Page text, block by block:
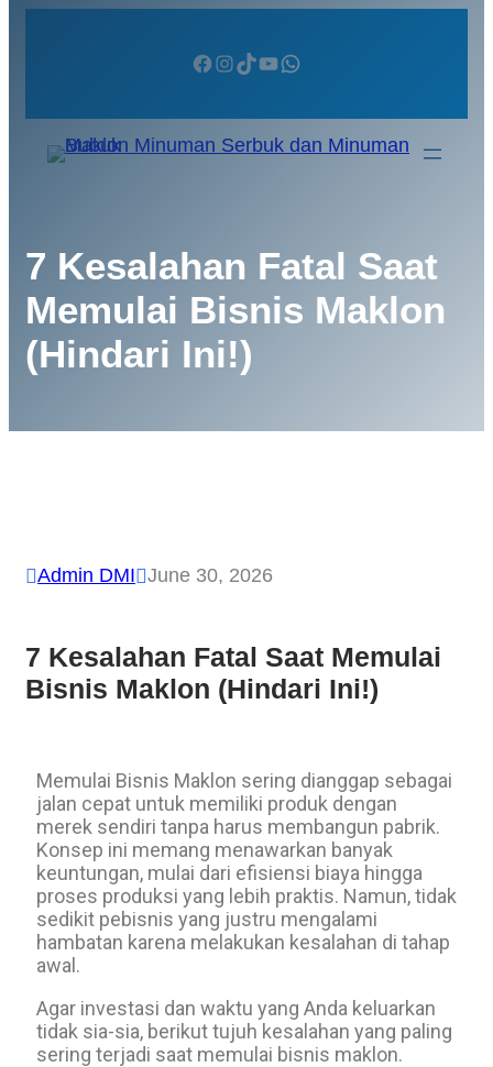
7 Kesalahan Fatal Saat
Memulai Bisnis Maklon
(Hindari Ini!)
Admin DMIJune 30, 2026
7 Kesalahan Fatal Saat Memulai
Bisnis Maklon (Hindari Ini!)
Memulai Bisnis Maklon sering dianggap sebagai
jalan cepat untuk memiliki produk dengan
merek sendiri tanpa harus membangun pabrik.
Konsep ini memang menawarkan banyak
keuntungan, mulai dari efisiensi biaya hingga
proses produksi yang lebih praktis. Namun, tidak
sedikit pebisnis yang justru mengalami
hambatan karena melakukan kesalahan di tahap
awal.
Agar investasi dan waktu yang Anda keluarkan
tidak sia-sia, berikut tujuh kesalahan yang paling
sering terjadi saat memulai bisnis maklon.